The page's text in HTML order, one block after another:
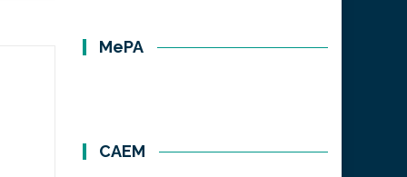
MePA
CAEM